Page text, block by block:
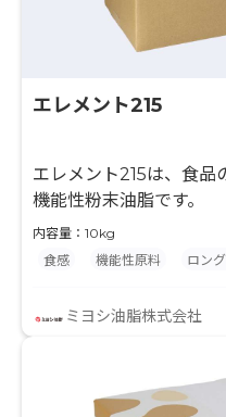
エレメント215
エレメント215は、食品
機能性粉末油脂です。
内容量：10kg
食感
機能性原料 ロン
ミヨシ油脂株式会社